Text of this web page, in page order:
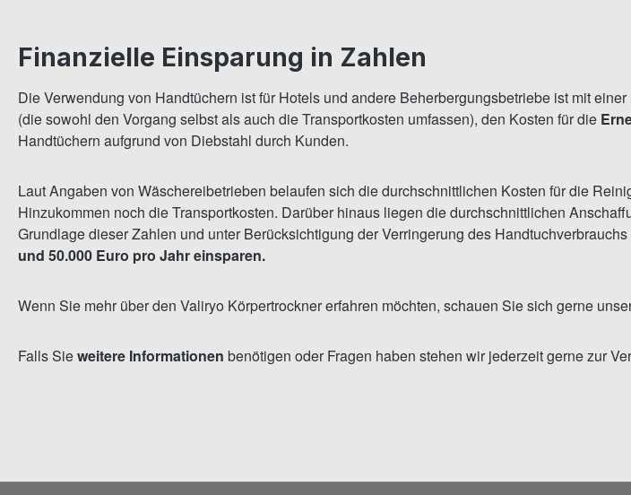
Finanzielle Einsparung in Zahlen
Die Verwendung von Handtüchern ist für Hotels und andere Beherbergungsbetriebe ist mit einer
(die sowohl den Vorgang selbst als auch die Transportkosten umfassen), den Kosten für die
Handtüchern aufgrund von Diebstahl durch Kunden.
Laut Angaben von Wäschereibetrieben belaufen sich die durchschnittlichen Kosten für die
Hinzukommen noch die Transportkosten. Darüber hinaus liegen die durchschnittlichen
Grundlage dieser Zahlen und unter Berücksichtigung der Verringerung des
und 50.000 Euro pro Jahr einsparen.
Wenn Sie mehr über den Valiryo Körpertrockner erfahren möchten, schauen Sie sich gerne
Falls Sieweitere Informationen benötigen oder Fragen haben stehen wir jederzeit gerne zur